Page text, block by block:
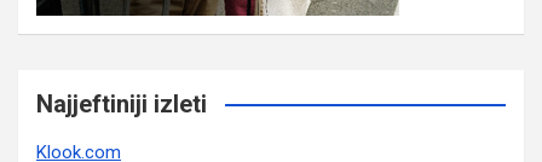
Najjeftiniji izleti
Klook.com